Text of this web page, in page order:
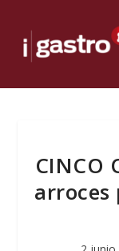
CINCO
arroces